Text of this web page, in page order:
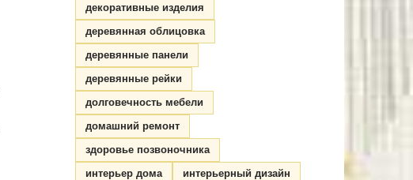
декоративные изделия
деревянная облицовка
деревянные панели
деревянные рейки
долговечность мебели
домашний ремонт
здоровье позвоночника
интерьер дома
интерьерный дизайн